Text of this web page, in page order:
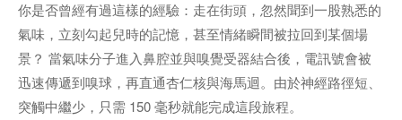
你是否曾經有過這樣的經驗：走在街頭，忽然聞到一股熟悉的
氣味，立刻勾起兒時的記憶，甚至情緒瞬間被拉回到某個場
景？ 當氣味分子進入鼻腔並與嗅覺受器結合後，電訊號會被
迅速傳遞到嗅球，再直通杏仁核與海馬迴。由於神經路徑短、
突觸中繼少，只需 150 毫秒就能完成這段旅程。